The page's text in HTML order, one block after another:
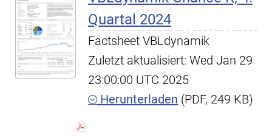
Quartal 2024
Factsheet VBLdynamik
Zuletzt aktualisiert: Wed Jan 29
23:00:00 UTC 2025
Herunterladen (PDF, 249 KB)